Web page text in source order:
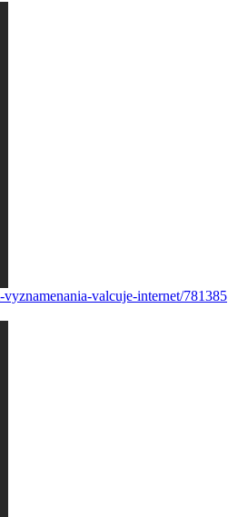
valcuje-internet/781385